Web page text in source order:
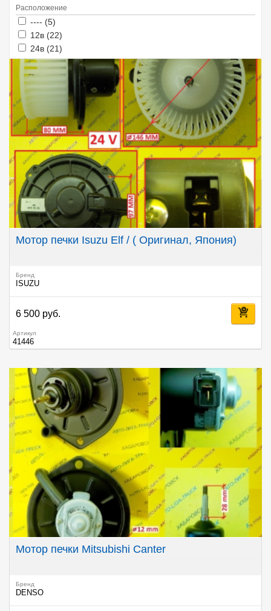
Расположение
Apply ---- filter
---- (5)
Apply 12в filter
12в (22)
Apply 24в filter
24в (21)
Мотор печки Isuzu Elf / ( Оригинал, Япония)
Бренд
ISUZU
6 500 руб.
Артикул
41446
Мотор печки Mitsubishi Canter
Бренд
DENSO